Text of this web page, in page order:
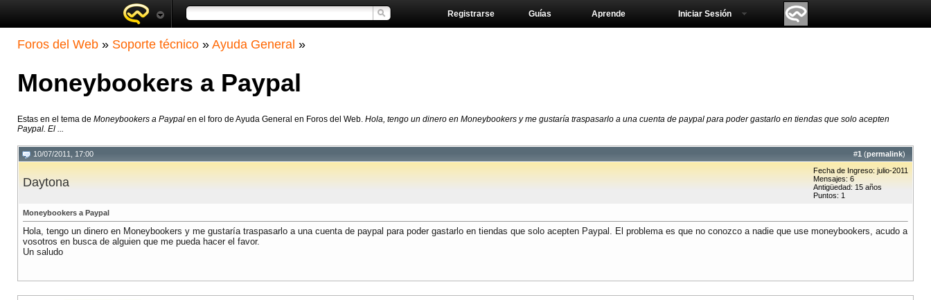
Aprende
Guías
Registrarse Iniciar Sesión
Foros del Web » Soporte técnico » Ayuda General »
Moneybookers a Paypal
Estas en el tema de Moneybookers a Paypal en el foro de Ayuda General en Foros del Web. Hola, tengo un dinero en Moneybookers y me gustaría traspasarlo a una cuenta de paypal para poder gastarlo en tiendas que solo acepten
Paypal. El ...
#1 (permalink)
10/07/2011, 17:00
Daytona
Fecha de Ingreso: julio-2011
Mensajes: 6
Antigüedad: 15 años
Puntos: 1
Moneybookers a Paypal
Hola, tengo un dinero en Moneybookers y me gustaría traspasarlo a una cuenta de paypal para poder gastarlo en tiendas que solo acepten Paypal. El problema es que no conozco a nadie que use moneybookers, acudo a
vosotros en busca de alguien que me pueda hacer el favor.
Un saludo